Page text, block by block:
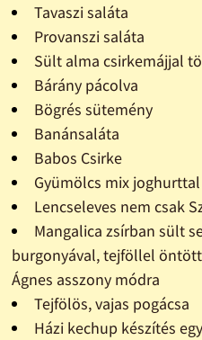
Tavaszi saláta
Provanszi saláta
Sült alma csirkemájjal
Bárány pácolva
Bögrés sütemény
Banánsaláta
Babos Csirke
Gyümölcs mix joghurttal
Lencseleves nem csak
Mangalica zsírban sült
burgonyával, tejföllel
Ágnes asszony módra
Tejfölös, vajas pogácsa
Házi kechup készítés